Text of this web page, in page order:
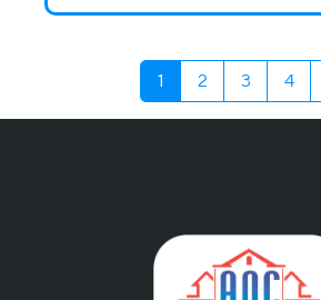
1 2 3 4